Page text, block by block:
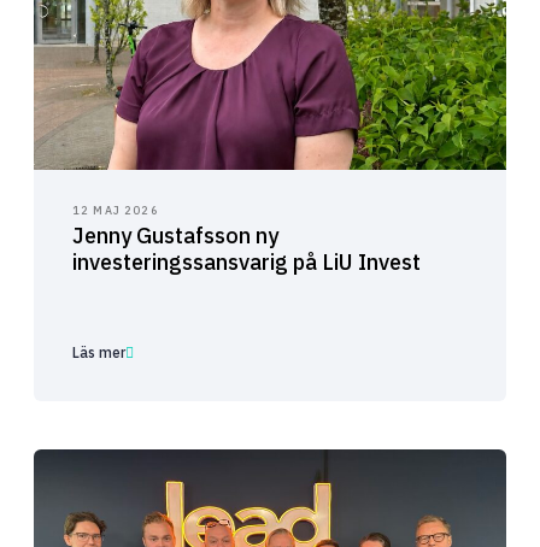
12 MAJ 2026
Jenny Gustafsson ny
investeringssansvarig på LiU Invest
Läs mer